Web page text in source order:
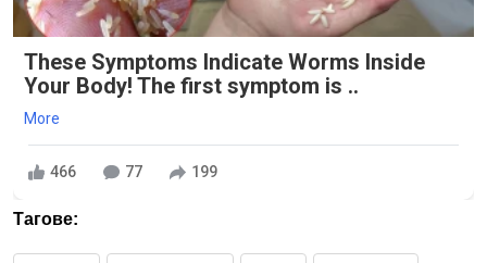
These Symptoms Indicate Worms Inside
Your Body! The first symptom is ..
More
466 77 199
Тагове: